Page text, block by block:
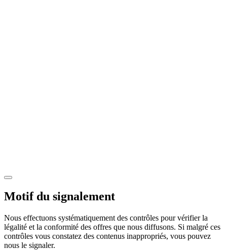
Motif du signalement
Nous effectuons systématiquement des contrôles pour vérifier la
légalité et la conformité des offres que nous diffusons. Si malgré ces
contrôles vous constatez des contenus inappropriés, vous pouvez
nous le signaler.